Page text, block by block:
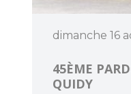
dimanche 16
45ÈME
QUIDY